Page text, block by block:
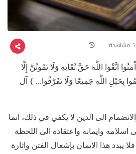
اتَّقُوا اللَّهَ حَقَّ تُقَاتِهِ وَلَا تَمُوتُنَّ إِلَّا
بِحَبْلِ اللَّهِ جَمِيعًا وَلَا تَفَرَّقُوا... } آل
الى الدين لا يكفي في ذلك، انما
اسلامه وايمانه واعتقاده الى اللحظة
يبدد هذا الايمان بإشعال الفتن واثارة